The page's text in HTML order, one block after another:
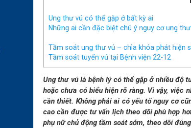
Ung thư vú có thể gặp ở bất kỳ ai
Những ai cần đặc biệt chú ý nguy cơ ung thư
Tầm soát ung thư vú – chìa khóa phát hiện
Tầm soát tuyến vú tại Bệnh viện 22-12
Ung thư vú là bệnh lý có thể gặp ở nhiều độ
hoặc chưa có biểu hiện rõ ràng. Vì vậy, việc
cần thiết. Không phải ai có yếu tố nguy cơ
cao cần được tư vấn lịch theo dõi phù hợp
phụ nữ chủ động tầm soát sớm, theo dõi